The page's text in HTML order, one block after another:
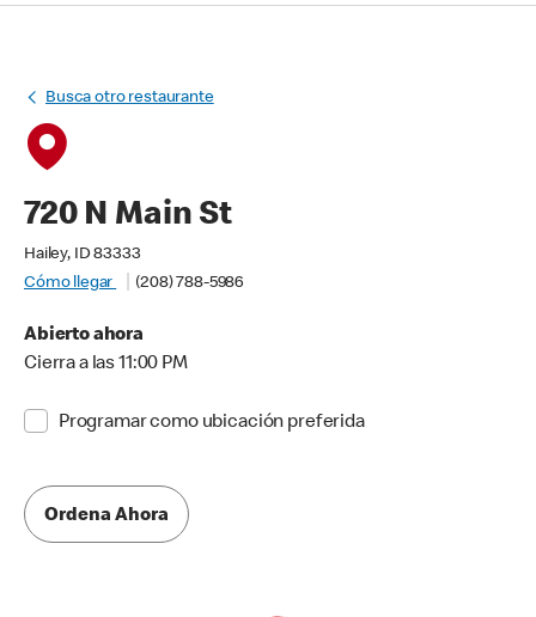
Busca otro restaurante
720 N Main St
Hailey, ID 83333
Cómo llegar
(208) 788-5986
Abierto ahora
Cierra a las 11:00 PM
Programar como ubicación preferida
Ordena Ahora